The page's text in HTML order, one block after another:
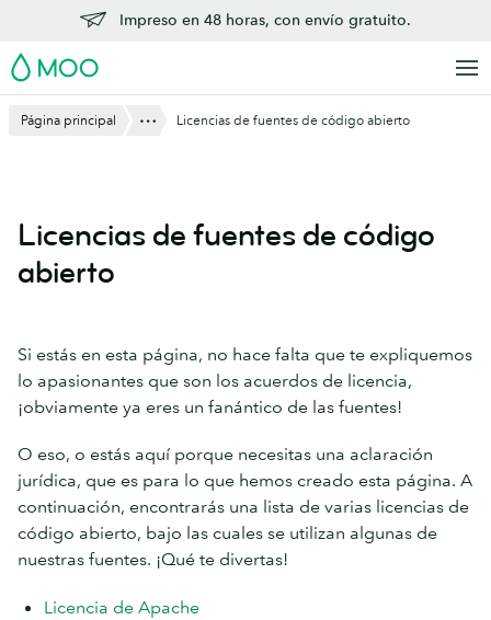
contenido
principal
Impreso en 48 horas, con envío gratuito.
MOO
Página principal Mostrar todo
Licencias de fuentes de código abierto
Licencias de fuentes de código
abierto
Si estás en esta página, no hace falta que te expliquemos
lo apasionantes que son los acuerdos de licencia,
¡obviamente ya eres un fanántico de las fuentes!
O eso, o estás aquí porque necesitas una aclaración
jurídica, que es para lo que hemos creado esta página. A
continuación, encontrarás una lista de varias licencias de
código abierto, bajo las cuales se utilizan algunas de
nuestras fuentes. ¡Qué te divertas!
Licencia de Apache